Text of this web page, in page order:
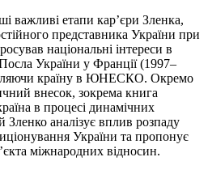
важливі етапи кар’єри Зленка,
представника України при
національні інтереси в
України у Франції (1997–
країну в ЮНЕСКО. Окремо
внесок, зокрема книга
в процесі динамічних
Зленко аналізує вплив розпаду
України та пропонує
міжнародних відносин.